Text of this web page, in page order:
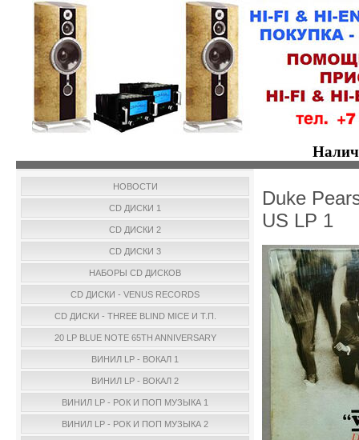
НОВОСТИ
CD ДИСКИ 1
CD ДИСКИ 2
CD ДИСКИ 3
НАБОРЫ CD ДИСКОВ
CD ДИСКИ - VENUS RECORDS
CD ДИСКИ - THREE BLIND MICE И Т.П.
20 LP BLUE NOTE 65TH ANNIVERSARY
ВИНИЛ LP - ВОКАЛ 1
ВИНИЛ LP - ВОКАЛ 2
ВИНИЛ LP - РОК И ПОП МУЗЫКА 1
ВИНИЛ LP - РОК И ПОП МУЗЫКА 2
Duke
US LP 1